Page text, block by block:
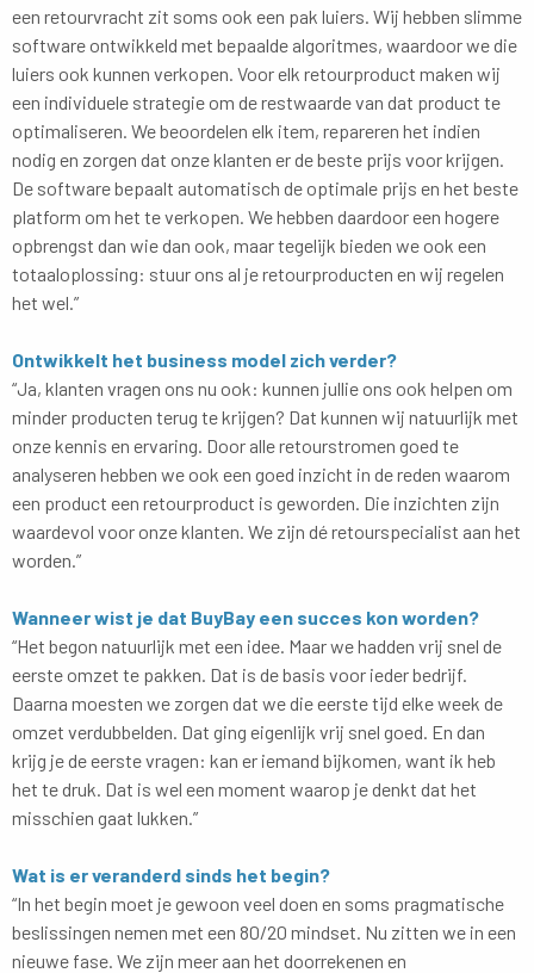
een retourvracht zit soms ook een pak luiers. Wij hebben slimme
software ontwikkeld met bepaalde algoritmes, waardoor we die
luiers ook kunnen verkopen. Voor elk retourproduct maken wij
een individuele strategie om de restwaarde van dat product te
optimaliseren. We beoordelen elk item, repareren het indien
nodig en zorgen dat onze klanten er de beste prijs voor krijgen.
De software bepaalt automatisch de optimale prijs en het beste
platform om het te verkopen. We hebben daardoor een hogere
opbrengst dan wie dan ook, maar tegelijk bieden we ook een
totaaloplossing: stuur ons al je retourproducten en wij regelen
het wel.”
Ontwikkelt het business model zich verder?
“Ja, klanten vragen ons nu ook: kunnen jullie ons ook helpen om
minder producten terug te krijgen? Dat kunnen wij natuurlijk met
onze kennis en ervaring. Door alle retourstromen goed te
analyseren hebben we ook een goed inzicht in de reden waarom
een product een retourproduct is geworden. Die inzichten zijn
waardevol voor onze klanten. We zijn dé retourspecialist aan het
worden.”
Wanneer wist je dat BuyBay een succes kon worden?
“Het begon natuurlijk met een idee. Maar we hadden vrij snel de
eerste omzet te pakken. Dat is de basis voor ieder bedrijf.
Daarna moesten we zorgen dat we die eerste tijd elke week de
omzet verdubbelden. Dat ging eigenlijk vrij snel goed. En dan
krijg je de eerste vragen: kan er iemand bijkomen, want ik heb
het te druk. Dat is wel een moment waarop je denkt dat het
misschien gaat lukken.”
Wat is er veranderd sinds het begin?
“In het begin moet je gewoon veel doen en soms pragmatische
beslissingen nemen met een 80/20 mindset. Nu zitten we in een
nieuwe fase. We zijn meer aan het doorrekenen en